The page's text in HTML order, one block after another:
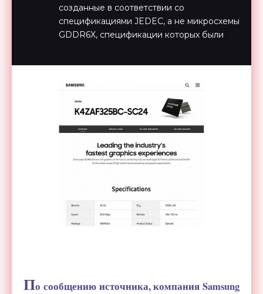
созданные в соответствии со
спецификациями JEDEC, а не микросхемы
GDDR6X, спецификации которых были
По сообщению источника, компания Samsung